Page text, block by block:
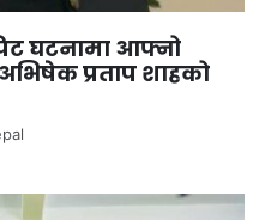
घटनामा आफ्नो
प्रताप शाहको